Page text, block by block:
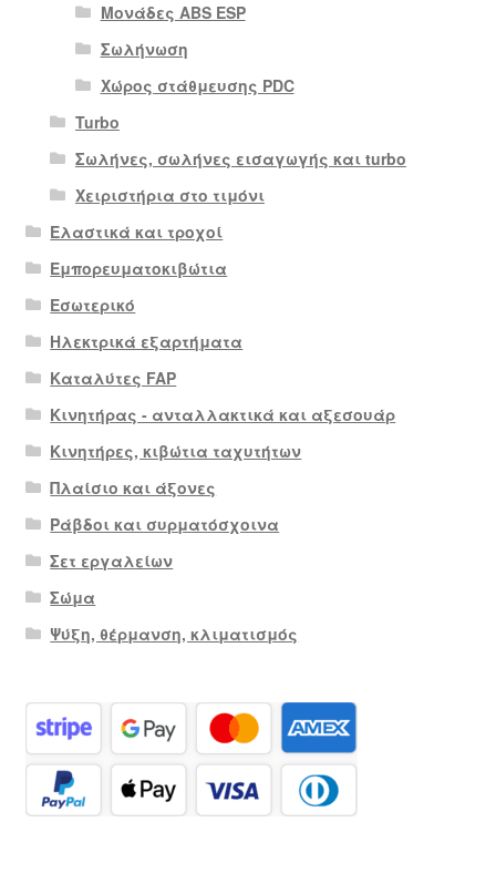
Μονάδες ABS ESP
Σωλήνωση
Χώρος στάθμευσης PDC
Turbo
Σωλήνες, σωλήνες εισαγωγής και turbo
Χειριστήρια στο τιμόνι
Ελαστικά και τροχοί
Εμπορευματοκιβώτια
Εσωτερικό
Ηλεκτρικά εξαρτήματα
Καταλύτες FAP
Κινητήρας - ανταλλακτικά και αξεσουάρ
Κινητήρες, κιβώτια ταχυτήτων
Πλαίσιο και άξονες
Ράβδοι και συρματόσχοινα
Σετ εργαλείων
Σώμα
Ψύξη, θέρμανση, κλιματισμός